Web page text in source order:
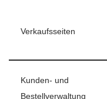
Verkaufsseiten
Kunden- und
Bestellverwaltung